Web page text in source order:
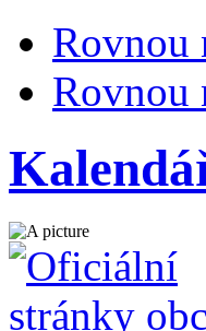
Rovnou
Rovnou